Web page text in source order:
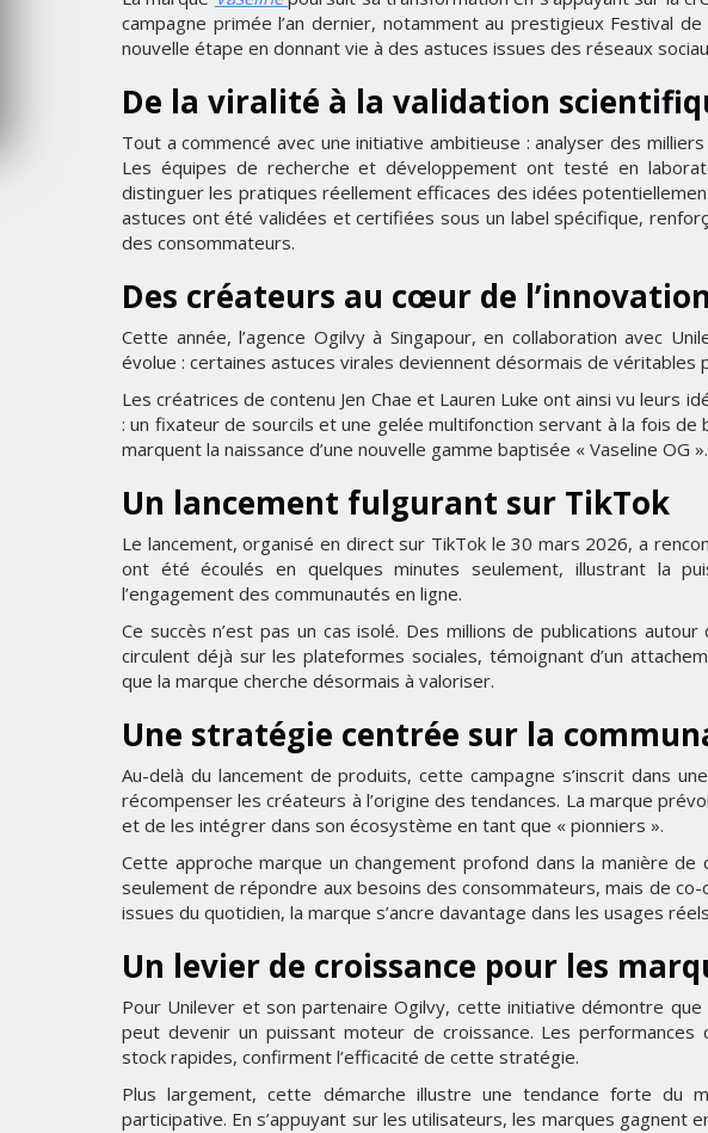
campagne primée l’an dernier, notamment au prestigieux Festival
nouvelle étape en donnant vie à des astuces issues des réseaux
De la viralité à la validation
Tout a commencé avec une initiative ambitieuse : analyser des
Les équipes de recherche et développement ont testé en
distinguer les pratiques réellement efficaces des idées
astuces ont été validées et certifiées sous un label spécifique,
des consommateurs.
Des créateurs au cœur de l’innovation
Cette année, l’agence Ogilvy à Singapour, en collaboration avec
évolue : certaines astuces virales deviennent désormais de véritables
Les créatrices de contenu Jen Chae et Lauren Luke ont ainsi vu leurs
: un fixateur de sourcils et une gelée multifonction servant à la fois de
marquent la naissance d’une nouvelle gamme baptisée « Vaseline OG ».
Un lancement fulgurant sur TikTok
Le lancement, organisé en direct sur TikTok le 30 mars 2026, a
ont été écoulés en quelques minutes seulement, illustrant la
l’engagement des communautés en ligne.
Ce succès n’est pas un cas isolé. Des millions de publications
circulent déjà sur les plateformes sociales, témoignant d’un
que la marque cherche désormais à valoriser.
Une stratégie centrée sur la
Au-delà du lancement de produits, cette campagne s’inscrit dans
récompenser les créateurs à l’origine des tendances. La marque
et de les intégrer dans son écosystème en tant que « pionniers ».
Cette approche marque un changement profond dans la manière de
seulement de répondre aux besoins des consommateurs, mais de
issues du quotidien, la marque s’ancre davantage dans les usages
Un levier de croissance pour les
Pour Unilever et son partenaire Ogilvy, cette initiative démontre que
peut devenir un puissant moteur de croissance. Les performances
stock rapides, confirment l’efficacité de cette stratégie.
Plus largement, cette démarche illustre une tendance forte du
participative. En s’appuyant sur les utilisateurs, les marques gagnent